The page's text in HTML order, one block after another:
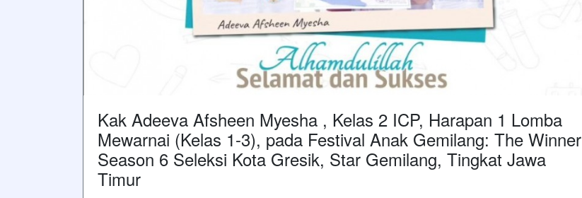
Kak Adeeva Afsheen Myesha , Kelas 2 ICP, Harapan 1 Lomba
Mewarnai (Kelas 1-3), pada Festival Anak Gemilang: The Winner
Season 6 Seleksi Kota Gresik, Star Gemilang, Tingkat Jawa
Timur